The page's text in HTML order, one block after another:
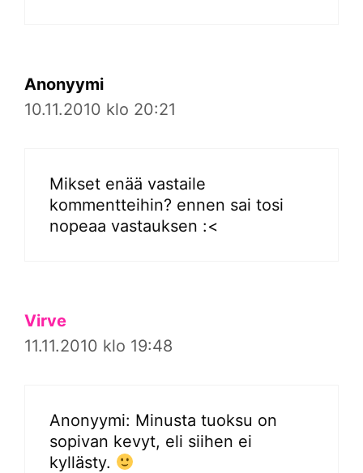
Anonyymi
10.11.2010 klo 20:21
Mikset enää vastaile
kommentteihin? ennen sai tosi
nopeaa vastauksen :<
Virve
11.11.2010 klo 19:48
Anonyymi: Minusta tuoksu on
sopivan kevyt, eli siihen ei
kyllästy.